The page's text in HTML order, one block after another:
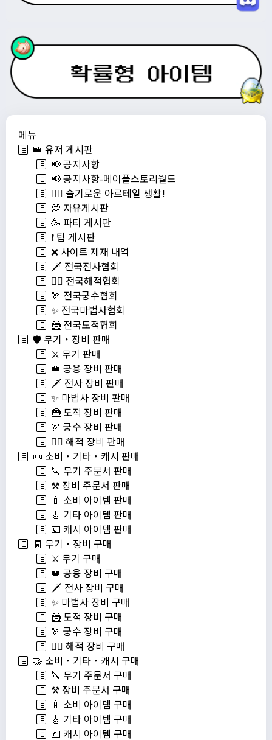
메뉴
👑 유저 게시판
📢 공지사항
📢 공지사항-메이플스토리월드
💁‍♂ 슬기로운 아르테일 생활!
💭 자유게시판
🥳 파티 게시판
❗️ 팁 게시판
❌ 사이트 제재 내역
🗡️ 전국전사협회
🏴‍☠️ 전국해적협회
🏹 전국궁수협회
✨ 전국마법사협회
🦹 전국도적협회
🛡️ 무기・장비 판매
⚔️ 무기 판매
👑 공용 장비 판매
🗡️ 전사 장비 판매
✨ 마법사 장비 판매
🦹 도적 장비 판매
🏹 궁수 장비 판매
🏴‍☠️ 해적 장비 판매
📜 소비・기타・캐시 판매
🔪 무기 주문서 판매
⚒️ 장비 주문서 판매
🍼 소비 아이템 판매
🎸 기타 아이템 판매
💶 캐시 아이템 판매
🧾 무기・장비 구매
⚔️ 무기 구매
👑 공용 장비 구매
🗡️ 전사 장비 구매
✨ 마법사 장비 구매
🦹 도적 장비 구매
🏹 궁수 장비 구매
🏴‍☠️ 해적 장비 구매
🤝 소비・기타・캐시 구매
🔪 무기 주문서 구매
⚒️ 장비 주문서 구매
🍼 소비 아이템 구매
🎸 기타 아이템 구매
💶 캐시 아이템 구매